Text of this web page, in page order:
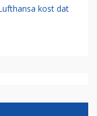
kost dat